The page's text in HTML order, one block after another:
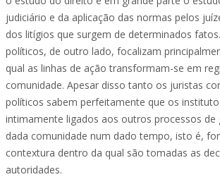
judiciário e da aplicação das normas pelos
dos litígios que surgem de determinados
políticos, de outro lado, focalizam
qual as linhas de ação transformam-se em
comunidade. Apesar disso tanto os juristas
políticos sabem perfeitamente que os
intimamente ligados aos outros processos de
dada comunidade num dado tempo, isto é,
contextura dentro da qual são tomadas as
autoridades.